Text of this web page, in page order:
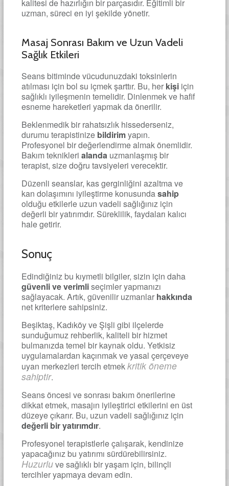
kalitesi de hazırlığın bir parçasıdır. Eğitimli bir
uzman, süreci en iyi şekilde yönetir.
Masaj Sonrası Bakım ve Uzun Vadeli
Sağlık Etkileri
Seans bitiminde vücudunuzdaki toksinlerin
atılması için bol su içmek şarttır. Bu, her kişiiçin
sağlıklı iyileşmenin temelidir. Dinlenmek ve hafif
esneme hareketleri yapmak da önerilir.
Beklenmedik bir rahatsızlık hissederseniz,
durumu terapistinize bildirimyapın.
Profesyonel bir değerlendirme almak önemlidir.
Bakım teknikleri alanda uzmanlaşmış bir
terapist, size doğru tavsiyeleri verecektir.
Düzenli seanslar, kas gerginliğini azaltma ve
kan dolaşımını iyileştirme konusundasahip
olduğu etkilerle uzun vadeli sağlığınız için
değerli bir yatırımdır. Süreklilik, faydaları kalıcı
hale getirir.
Sonuç
Edindiğiniz bu kıymetli bilgiler, sizin için daha
güvenli ve verimliseçimler yapmanızı
sağlayacak. Artık, güvenilir uzmanlar hakkında
net kriterlere sahipsiniz.
Beşiktaş, Kadıköy ve Şişli gibi ilçelerde
sunduğumuz rehberlik, kaliteli bir hizmet
bulmanızda temel bir kaynak oldu. Yetkisiz
uygulamalardan kaçınmak ve yasal çerçeveye
uyan merkezleri tercih etmekkritik öneme
sahiptir.
Seans öncesi ve sonrası bakım önerilerine
dikkat etmek, masajın iyileştirici etkilerini en üst
düzeye çıkarır. Bu, uzun vadeli sağlığınız için
değerli bir yatırımdır.
Profesyonel terapistlerle çalışarak, kendinize
yapacağınız bu yatırımı sürdürebilirsiniz.
Huzurluve sağlıklı bir yaşam için, bilinçli
tercihler yapmaya devam edin.